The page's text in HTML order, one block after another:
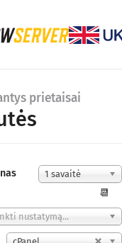
prietaisai
1 savaitė
📆
nustatymą...